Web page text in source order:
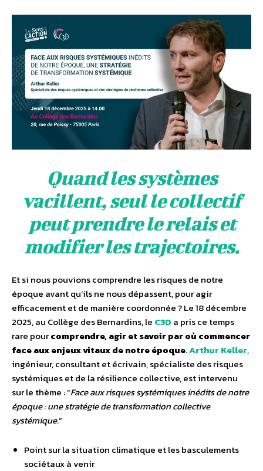
Quand les systèmes
vacillent, seul le collectif
peut prendre le relais et
modifier les trajectoires.
Et si nous pouvions comprendre les risques de notre
époque avant qu’ils ne nous dépassent, pour agir
efficacement et de manière coordonnée ? Le 18 décembre
2025, au Collège des Bernardins, le C3D a pris ce temps
rare pourcomprendre, agir et savoir par où commencer
face aux enjeux vitaux de notre époque.Arthur Keller,
ingénieur, consultant et écrivain, spécialiste des risques
systémiques et de la résilience collective, est intervenu
sur le thème : “Face aux risques systémiques inédits de notre
époque : une stratégie de transformation collective
systémique.”
Point sur la situation climatique et les basculements
sociétaux à venir